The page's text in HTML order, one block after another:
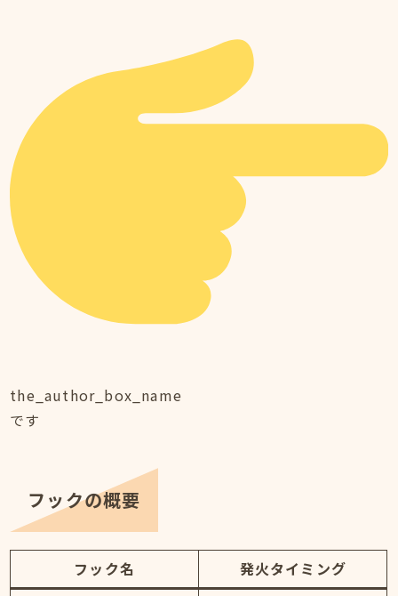
the_author_box_name
です
フックの概要
フック名
発火タイミング